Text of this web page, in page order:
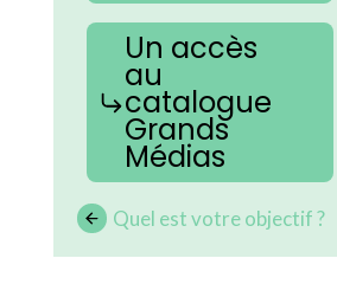
Un accès
au
catalogue
Grands
Médias
Quel est votre objectif ?